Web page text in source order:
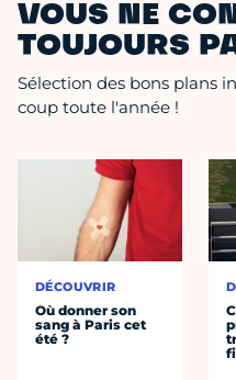
VOUS NE
TOUJOURS
Sélection des bons plans
coup toute l'année !
DÉCOUVRIR
Où donner son
sang à Paris cet
été ?